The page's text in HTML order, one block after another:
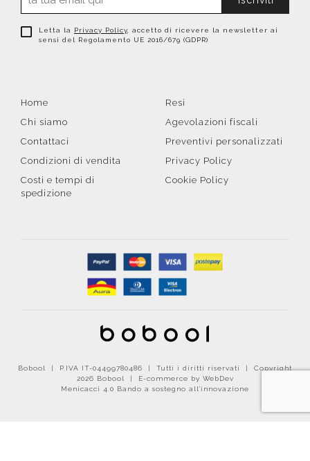
Letta la Privacy Policy, accetto di ricevere la newsletter ai
sensi del Regolamento UE 2016/679 (GDPR)
Home
Chi siamo
Contattaci
Condizioni di vendita
Costi e tempi di
spedizione
Resi
Agevolazioni fiscali
Preventivi personalizzati
Privacy Policy
Cookie Policy
Bobool | P.IVA IT-04499780486 | Tutti i diritti riservati | Copyright
2026 Bobool |
E-commerce by WebDev
Menicacci 4.0 Bando a sostegno all'innovazione